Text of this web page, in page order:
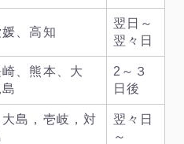
、高知
翌日～
翌々日
、熊本、大
2～３
日後
島，壱岐，対
翌々日
～